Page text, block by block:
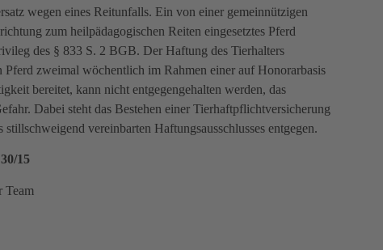
wegen eines Reitunfalls. Ein von einer gemeinnützigen
zum heilpädagogischen Reiten eingesetztes Pferd
des § 833 S. 2 BGB. Der Haftung des Tierhalters
Pferd zweimal wöchentlich im Rahmen einer auf Honorarbasis
bereitet, kann nicht entgegengehalten werden, das
Dabei steht das Bestehen einer Tierhaftpflichtversicherung
stillschweigend vereinbarten Haftungsausschlusses entgegen.
15
Team